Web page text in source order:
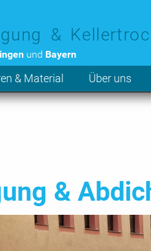
&
und Bayern
& Material Über uns
&